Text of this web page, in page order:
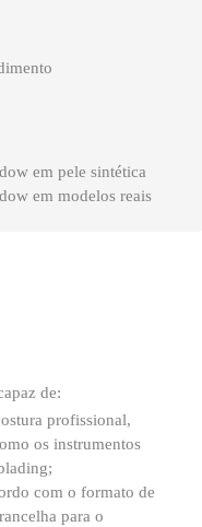
em pele sintética
em modelos reais
de:
profissional,
os instrumentos
com o formato de
para o